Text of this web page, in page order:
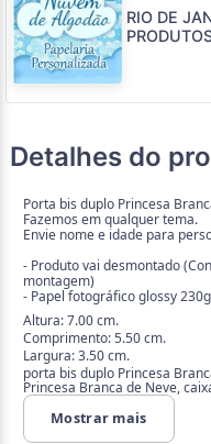
RIO DE
Detalhes do
Porta bis duplo Princesa
Fazemos em qualquer tema.
Envie nome e idade para
- Produto vai desmontado
montagem)
- Papel fotográfico glossy 230g
Altura: 7.00 cm.
Comprimento: 5.50 cm.
Largura: 3.50 cm.
porta bis duplo Princesa
Princesa Branca de Neve,
Mostrar mais